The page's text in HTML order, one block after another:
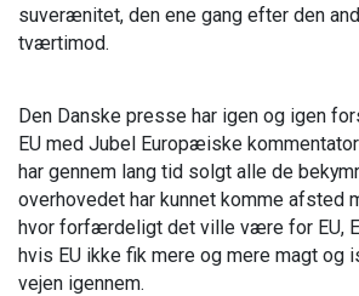
suverænitet, den ene gang efter den
tværtimod.
Den Danske presse har igen og igen
EU med Jubel Europæiske
har gennem lang tid solgt alle de
overhovedet har kunnet komme afsted
hvor forfærdeligt det ville være for EU,
hvis EU ikke fik mere og mere magt og
vejen igennem.